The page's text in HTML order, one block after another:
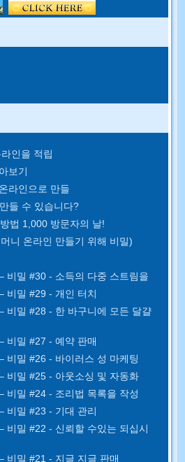
인을 적립
보기
라인으로 만들
들 수 있습니다?
법 1,000 방문자의 날!
니 온라인 만들기 위해 비밀)
비밀 #30 - 소득의 다중 스트림을
비밀 #29 - 개인 터치
비밀 #28 - 한 바구니에 모든 달걀
비밀 #27 - 예약 판매
비밀 #26 - 바이러스 성 마케팅
비밀 #25 - 아웃소싱 및 자동화
비밀 #24 - 조리법 목록을 작성
비밀 #23 - 기대 관리
비밀 #22 - 신뢰할 수있는 되십시
비밀 #21 - 지글 지글 판매